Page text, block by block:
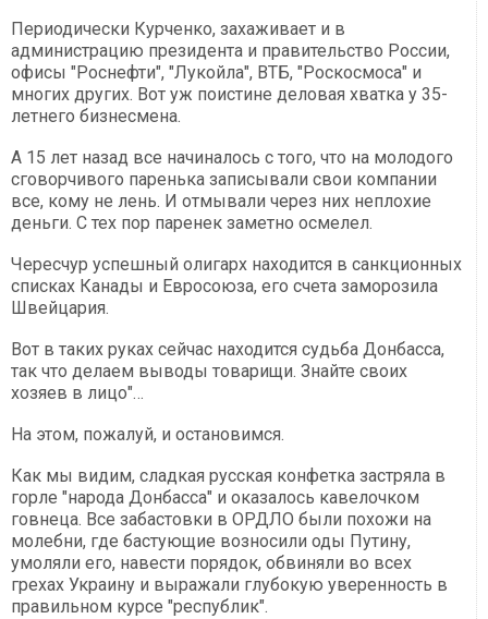
Периодически Курченко, захаживает и в
администрацию президента и правительство России,
офисы "Роснефти", "Лукойла", ВТБ, "Роскосмоса" и
многих других. Вот уж поистине деловая хватка у 35-
летнего бизнесмена.
А 15 лет назад все начиналось с того, что на молодого
сговорчивого паренька записывали свои компании
все, кому не лень. И отмывали через них неплохие
деньги. С тех пор паренек заметно осмелел.
Чересчур успешный олигарх находится в санкционных
списках Канады и Евросоюза, его счета заморозила
Швейцария.
Вот в таких руках сейчас находится судьба Донбасса,
так что делаем выводы товарищи. Знайте своих
хозяев в лицо"…
На этом, пожалуй, и остановимся.
Как мы видим, сладкая русская конфетка застряла в
горле "народа Донбасса" и оказалось кавелочком
говнеца. Все забастовки в ОРДЛО были похожи на
молебни, где бастующие возносили оды Путину,
умоляли его, навести порядок, обвиняли во всех
грехах Украину и выражали глубокую уверенность в
правильном курсе "республик".